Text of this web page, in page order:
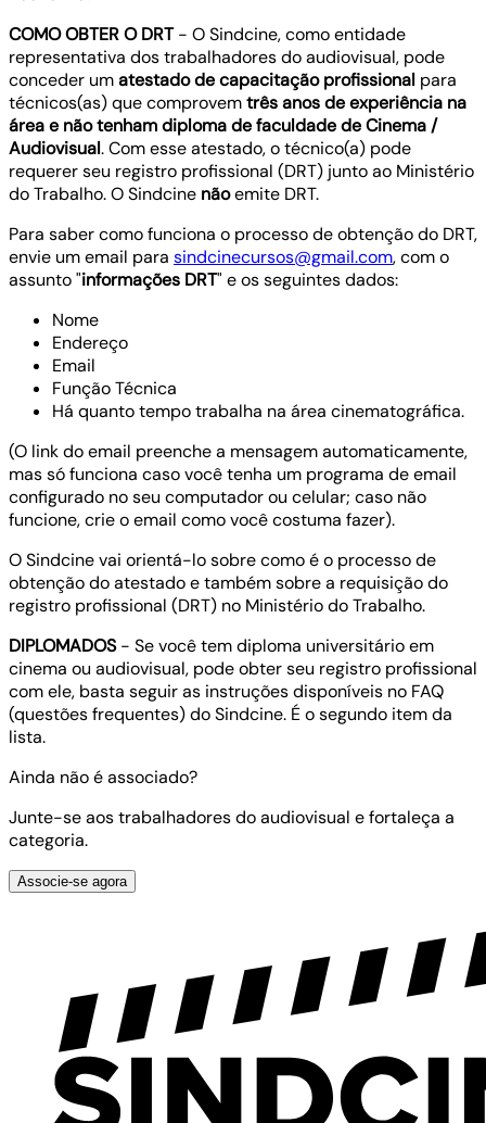
COMO OBTER O DRT- O Sindcine, como entidade
representativa dos trabalhadores do audiovisual, pode
conceder umatestado de capacitação profissional para
técnicos(as) que comprovemtrês anos de experiência na
área e não tenham diploma de faculdade de Cinema /
Audiovisual. Com esse atestado, o técnico(a) pode
requerer seu registro profissional (DRT) junto ao Ministério
do Trabalho. O Sindcine nãoemite DRT.
Para saber como funciona o processo de obtenção do DRT,
envie um email para sindcinecursos@gmail.com, com o
assunto "informações DRT" e os seguintes dados:
Nome
Endereço
Email
Função Técnica
Há quanto tempo trabalha na área cinematográfica.
(O link do email preenche a mensagem automaticamente,
mas só funciona caso você tenha um programa de email
configurado no seu computador ou celular; caso não
funcione, crie o email como você costuma fazer).
O Sindcine vai orientá-lo sobre como é o processo de
obtenção do atestado e também sobre a requisição do
registro profissional (DRT) no Ministério do Trabalho.
DIPLOMADOS- Se você tem diploma universitário em
cinema ou audiovisual, pode obter seu registro profissional
com ele, basta seguir as instruções disponíveis no FAQ
(questões frequentes) do Sindcine. É o segundo item da
lista.
Ainda não é associado?
Junte-se aos trabalhadores do audiovisual e fortaleça a
categoria.
Associe-se agora